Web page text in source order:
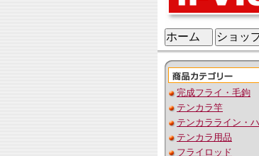
ホーム ショッ
完成フライ・毛鉤
テンカラ竿
テンカラライン・
テンカラ用品
フライロッド